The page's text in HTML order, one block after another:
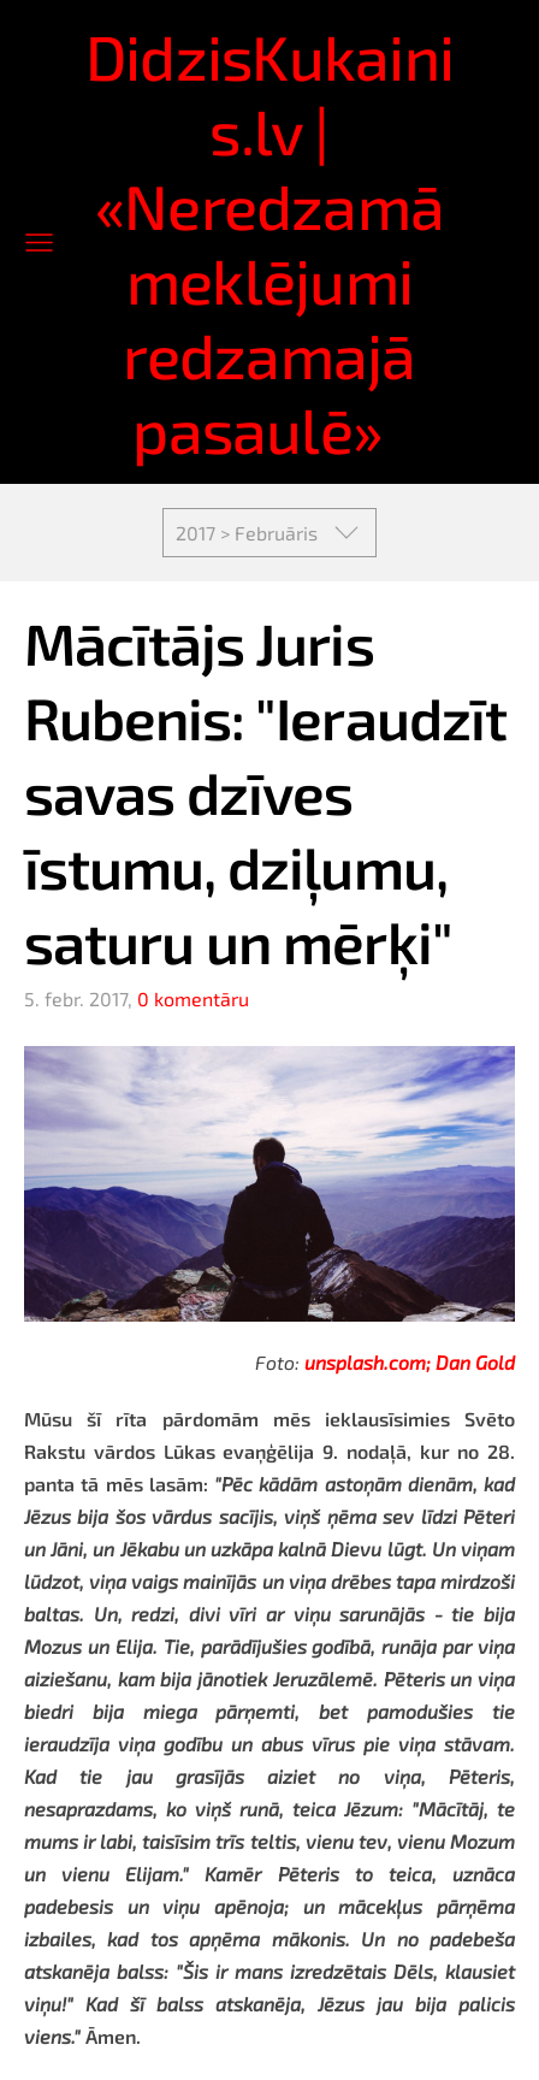
DidzisKukaini
s.lv |
«Neredzamā
meklējumi
redzamajā
pasaulē»
2017 > Februāris
Mācītājs Juris
Rubenis: "Ieraudzīt
savas dzīves
īstumu, dziļumu,
saturu un mērķi"
5. febr. 2017, 0 komentāru
Foto: unsplash.com; Dan Gold
Mūsu šī rīta pārdomām mēs ieklausīsimies Svēto
Rakstu vārdos Lūkas evaņģēlija 9. nodaļā, kur no 28.
panta tā mēs lasām: "Pēc kādām astoņām dienām, kad
Jēzus bija šos vārdus sacījis, viņš ņēma sev līdzi Pēteri
un Jāni, un Jēkabu un uzkāpa kalnā Dievu lūgt. Un viņam
lūdzot, viņa vaigs mainījās un viņa drēbes tapa mirdzoši
baltas. Un, redzi, divi vīri ar viņu sarunājās - tie bija
Mozus un Elija. Tie, parādījušies godībā, runāja par viņa
aiziešanu, kam bija jānotiek Jeruzālemē. Pēteris un viņa
biedri bija miega pārņemti, bet pamodušies tie
ieraudzīja viņa godību un abus vīrus pie viņa stāvam.
Kad tie jau grasījās aiziet no viņa, Pēteris,
nesaprazdams, ko viņš runā, teica Jēzum: "Mācītāj, te
mums ir labi, taisīsim trīs teltis, vienu tev, vienu Mozum
un vienu Elijam." Kamēr Pēteris to teica, uznāca
padebesis un viņu apēnoja; un mācekļus pārņēma
izbailes, kad tos apņēma mākonis. Un no padebeša
atskanēja balss: "Šis ir mans izredzētais Dēls, klausiet
viņu!" Kad šī balss atskanēja, Jēzus jau bija palicis
viens." Āmen.